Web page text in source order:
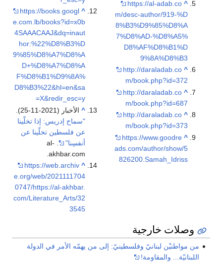
^
https://al-adab.co
m/desc-author/919-%D
8%B3%D9%85%D8%A
7%D8%AD-%D8%A5%
D8%AF%D8%B1%D
9%8A%D8%B3
^
http://daraladab.co
m/book.php?id=372
^
http://daraladab.co
m/book.php?id=687
^
http://daraladab.co
m/book.php?id=373
^
https://www.goodre
ads.com/author/show/5
826200.Samah_Idriss
^
https://books.googl
e.com.lb/books?id=x0b
4SAAACAAJ&dq=inaut
hor:%22%D8%B3%D
9%85%D8%A7%D8%A
D+%D8%A7%D8%A
F%D8%B1%D9%8A%
D8%B3%22&hl=en&sa
=X&redir_esc=y
^ الأخبار (2021-11-25).
"سماح إدريس: إذا تخلّينا
عن فلسطين تخلّينا عن
أنفسِنا"
. al-
akhbar.com.
^
https://web.archiv
e.org/web/2021111704
0747/https://al-akhbar.
com/Literature_Arts/32
3545
وصلات خارجية
من مواطنيْن لبنانيّ وفلسطينيّ: إلى من يهمّه الأمر في الدولة
اللبنانيّة... والمقاومة!